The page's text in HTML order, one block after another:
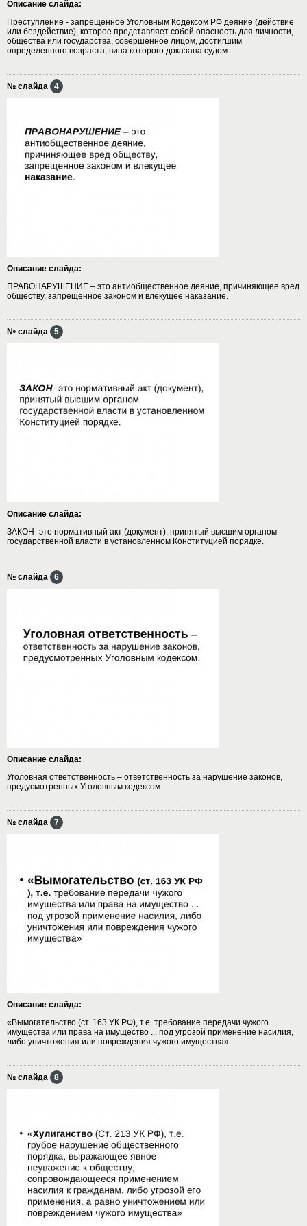
Описание слайда:
Преступление - запрещенное Уголовным Кодексом РФ деяние (действие
или бездействие), которое представляет собой опасность для личности,
общества или государства, совершенное лицом, достигшим
определенного возраста, вина которого доказана судом.
№ слайда 4
Описание слайда:
ПРАВОНАРУШЕНИЕ – это антиобщественное деяние, причиняющее вред
обществу, запрещенное законом и влекущее наказание.
№ слайда 5
Описание слайда:
ЗАКОН- это нормативный акт (документ), принятый высшим органом
государственной власти в установленном Конституцией порядке.
№ слайда 6
Описание слайда:
Уголовная ответственность – ответственность за нарушение законов,
предусмотренных Уголовным кодексом.
№ слайда 7
Описание слайда:
«Вымогательство (ст. 163 УК РФ), т.е. требование передачи чужого
имущества или права на имущество ... под угрозой применение насилия,
либо уничтожения или повреждения чужого имущества»
№ слайда 8